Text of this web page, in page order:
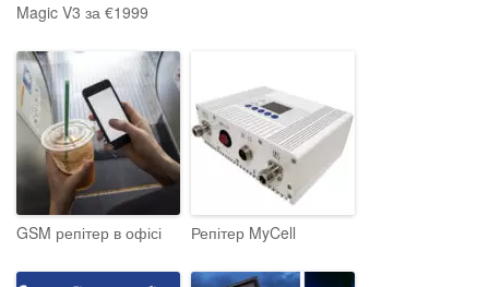
Magic V3 за €1999
GSM репітер в офісі Репітер MyCell